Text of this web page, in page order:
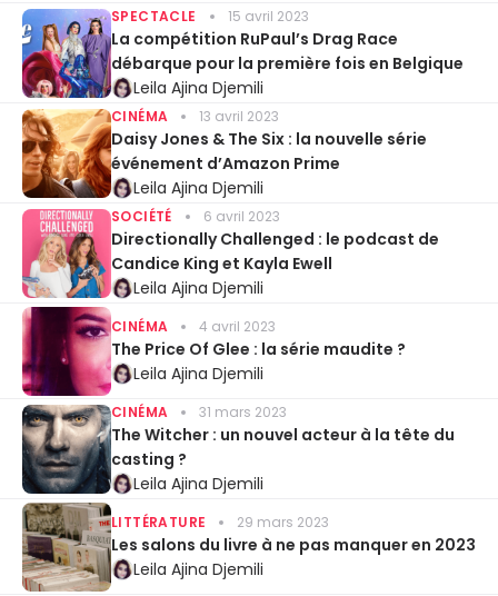
SPECTACLE 15 avril 2023
La compétition RuPaul’s Drag Race
débarque pour la première fois en Belgique
Leila Ajina Djemili
CINÉMA 13 avril 2023
Daisy Jones & The Six : la nouvelle série
événement d’Amazon Prime
Leila Ajina Djemili
SOCIÉTÉ 6 avril 2023
Directionally Challenged : le podcast de
Candice King et Kayla Ewell
Leila Ajina Djemili
CINÉMA 4 avril 2023
The Price Of Glee : la série maudite ?
Leila Ajina Djemili
CINÉMA 31 mars 2023
The Witcher : un nouvel acteur à la tête du
casting ?
Leila Ajina Djemili
LITTÉRATURE 29 mars 2023
Les salons du livre à ne pas manquer en 2023
Leila Ajina Djemili